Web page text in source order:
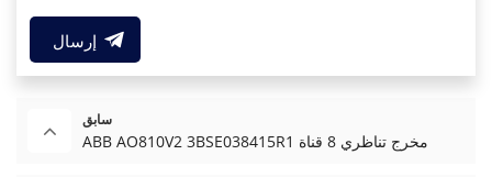
إرسال
سابق
ABB AO810V2 3BSE038415R1 مخرج تناظري 8 قناة